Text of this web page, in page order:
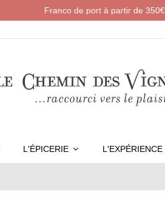
Franco de port à partir de 350€
L'ÉPICERIE L'EXPÉRIENCE